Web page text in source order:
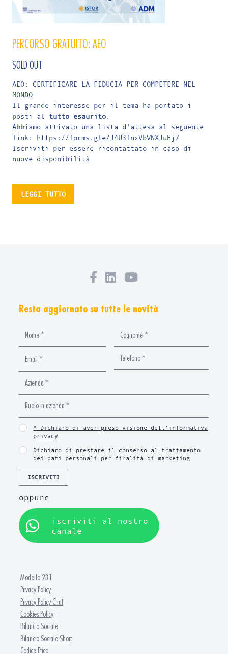
PERCORSO GRATUITO: AEO
SOLD OUT
AEO: CERTIFICARE LA FIDUCIA PER COMPETERE NEL
MONDO
Il grande interesse per il tema ha portato i
posti al
tutto esaurito.
Abbiamo attivato una lista d'attesa al seguente
link: https://forms.gle/J4U3fnxVbVNXJuHj7
Iscriviti per essere ricontattato in caso di
nuove disponibilità
LEGGI TUTTO
Resta aggiornato su tutte le novità
* Dichiaro di aver preso visione dell’informativa
privacy
Dichiaro di prestare il consenso al trattamento
dei dati personali per finalità di marketing
ISCRIVITI
oppure
iscriviti al nostro
canale
Modello 231
Privacy Policy
Privacy Policy Chat
Cookies Policy
Bilancio Sociale
Bilancio Sociale Short
Codice Etico